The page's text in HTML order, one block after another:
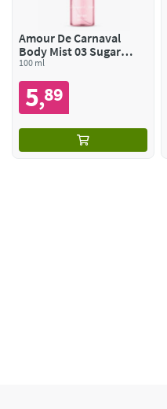
Amour De Carnaval
Body Mist 03 Sugar
Berry
100 ml
5,89